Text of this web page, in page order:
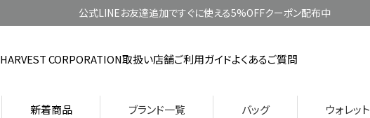
公式LINEお友達追加ですぐに使える5%OFFクーポン配布中
HARVEST CORPORATION取扱い店舗ご利用ガイドよくあるご質問
新着商品 ブランド一覧 バッグ ウォレット